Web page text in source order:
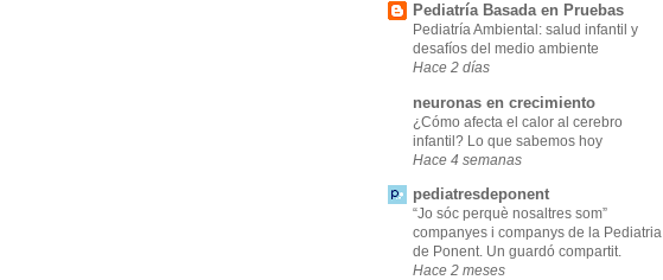
Pediatría Basada en Pruebas
Pediatría Ambiental: salud infantil y
desafíos del medio ambiente
Hace 2 días
neuronas en crecimiento
¿Cómo afecta el calor al cerebro
infantil? Lo que sabemos hoy
Hace 4 semanas
pediatresdeponent
“Jo sóc perquè nosaltres som”
companyes i companys de la Pediatria
de Ponent. Un guardó compartit.
Hace 2 meses